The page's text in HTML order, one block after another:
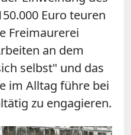
Euro teuren
Freimaurerei
an dem
selbst" und das
im Alltag führe bei
zu engagieren.